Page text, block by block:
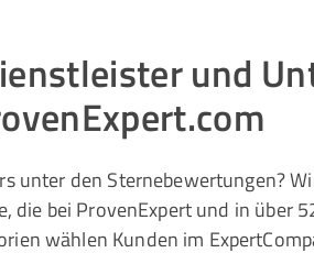
und
unter den Sternebewertungen?
die bei ProvenExpert und in über
wählen Kunden im